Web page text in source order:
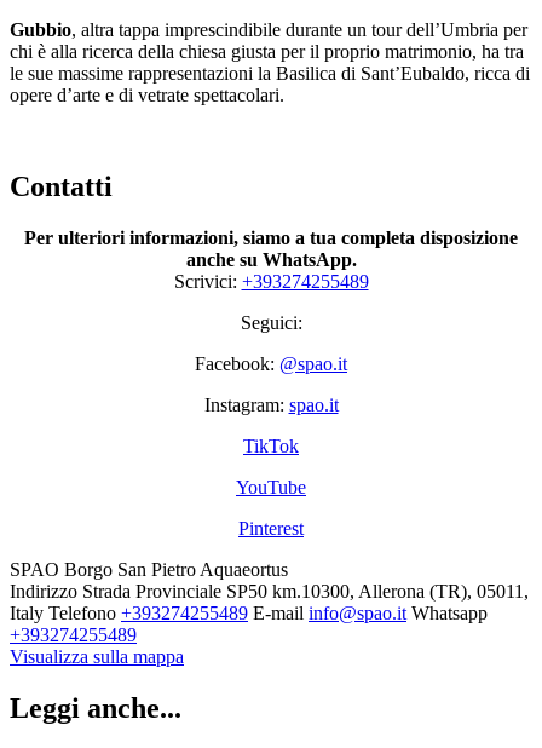
Gubbio, altra tappa imprescindibile durante un tour dell’Umbria per
chi è alla ricerca della chiesa giusta per il proprio matrimonio, ha tra
le sue massime rappresentazioni la Basilica di Sant’Eubaldo, ricca di
opere d’arte e di vetrate spettacolari.
Contatti
Per ulteriori informazioni, siamo a tua completa disposizione
anche su WhatsApp.
Scrivici: +393274255489
Seguici:
Facebook: @spao.it
Instagram: spao.it
TikTok
YouTube
Pinterest
SPAO Borgo San Pietro Aquaeortus
Indirizzo Strada Provinciale SP50 km.10300, Allerona (TR), 05011,
Italy Telefono +393274255489 E-mail info@spao.it Whatsapp
+393274255489
Visualizza sulla mappa
Leggi anche...